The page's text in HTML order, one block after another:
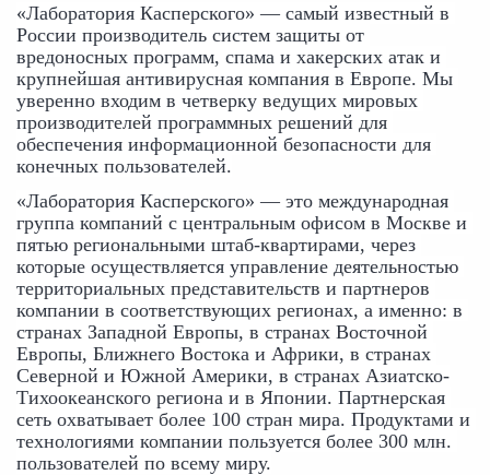
«Лаборатория Касперского» — самый известный в
России производитель систем защиты от
вредоносных программ, спама и хакерских атак и
крупнейшая антивирусная компания в Европе. Мы
уверенно входим в четверку ведущих мировых
производителей программных решений для
обеспечения информационной безопасности для
конечных пользователей.
«Лаборатория Касперского» — это международная
группа компаний с центральным офисом в Москве и
пятью региональными штаб-квартирами, через
которые осуществляется управление деятельностью
территориальных представительств и партнеров
компании в соответствующих регионах, а именно: в
странах Западной Европы, в странах Восточной
Европы, Ближнего Востока и Африки, в странах
Северной и Южной Америки, в странах Азиатско-
Тихоокеанского региона и в Японии. Партнерская
сеть охватывает более 100 стран мира. Продуктами и
технологиями компании пользуется более 300 млн.
пользователей по всему миру.